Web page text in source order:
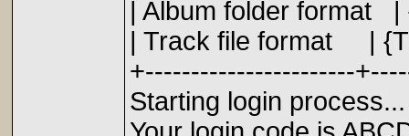
| Album folder format |
| Track file format |
+-----------------------
Starting login process...